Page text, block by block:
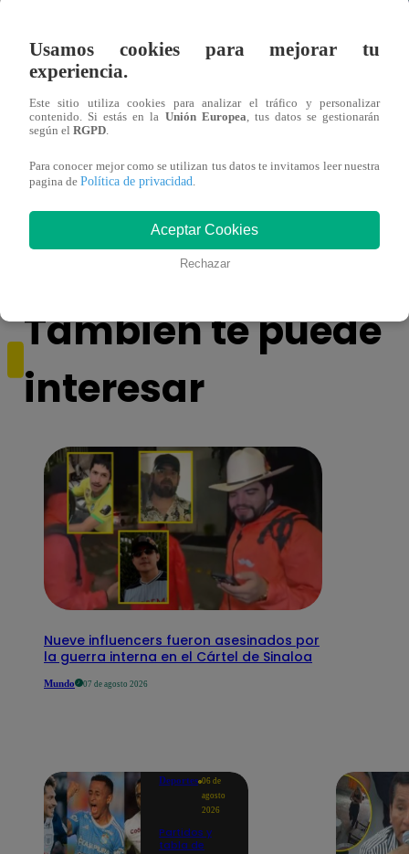
Ricardo Morán dio el pase a los conciertos
También te puede
interesar
Nueve influencers fueron asesinados por
la guerra interna en el Cártel de Sinaloa
Mundo 07 de agosto 2026
Deportes 06 de
agosto
2026
Partidos y
tabla de
Usamos cookies para mejorar tu
experiencia.
Este sitio utiliza cookies para analizar el tráfico y personalizar
contenido. Si estás en la Unión Europea, tus datos se gestionarán
según el RGPD.
Para conocer mejor como se utilizan tus datos te invitamos leer nuestra
pagina de Política de privacidad.
Aceptar Cookies
Rechazar